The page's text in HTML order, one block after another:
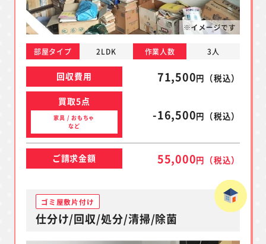
部屋タイプ 2LDK 作業人数 3人
回収費用 71,500円（税込）
買取5点
家具 / おもちゃ
など
-16,500円（税込）
ご請求金額 55,000円（税込）
ゴミ屋敷片付け
仕分け/回収/処分/清掃/除菌